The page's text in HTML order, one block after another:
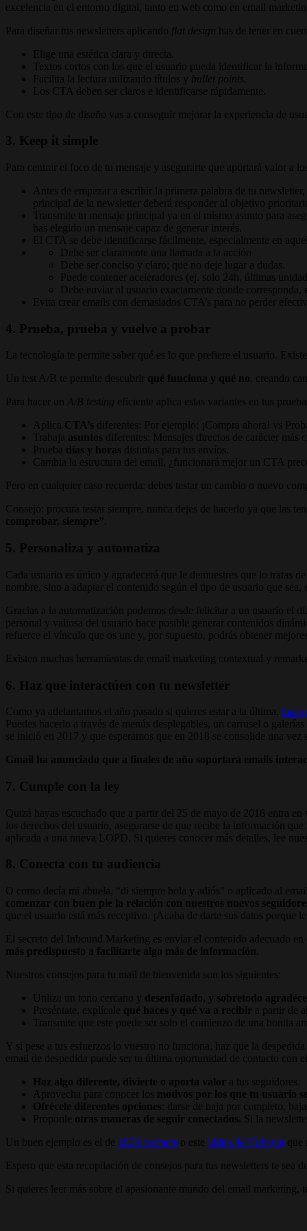
excelencia en el entorno digital, tanto en web como en email
Para diseñar tus newsletters aplicando flat design has de tener en
Elige una estética clara y directa.
Textos cortos con los que el usuario pueda identificar la
Facilita la lectura utilizando títulos y bullet points.
Los CTA deben ser claros e identificarse rápidamente.
Con este tipo de diseño vas a conseguir mejorar la experiencia de
3. Keep it simple
Para centrar el foco de tu mensaje y asegurarte que aportará valor a
Antes de empezar a escribir la primera palabra de tu
principal de la newsletter deberá responder al objetivo
Transmite tu mensaje principal ya en el mismo asunto para
has elegido un mensaje capaz de generar interés.
El CTA se debe identificarse fácilmente, especialmente en
Debe ser claramente una llamada a la acción
Debe ser conciso y claro; que no deje lugar a dudas.
Puede contener aceleradores (ej. solo 24h, últimas
Debe enviar al usuario exactamente donde
Evita crear emails con demasiados CTA’s para no perder
4. Prueba, prueba y vuelve a probar
La tecnología te permite saber qué es lo que prefiere el usuario.
Un test A/B te permite descubrir qué funciona y qué no, creando
Para hacer un A/B testing eficiente aplica estas variantes en tus
Aplica CTA’s diferentes: Por ejemplo: ¡Compra ahora! vs
Trabaja asuntos diferentes: Mensajes directos de carácter más
Prueba días y horas distintas para tus envíos.
Cambia la estructura del email, ¿funcionará mejor un CTA
Pero en cualquier caso recuerda: debes testar un cambio o nuevo
Consejo: procura testar siempre, nunca dejes de hacerlo ya que las
comprobar, siempre”
5. Personaliza y automatiza
Cada usuario es único y agradecerá que le demuestres que lo tratas
nombre, sino a adaptar el contenido según el tipo de usuario que
Gracias a la automatización podemos desde felicitar a un usuario el
personal y valiosa del usuario hace posible generar contenidos
refuerce el vínculo que os une y, por supuesto, podrás obtener
Existen muchas herramientas de email marketing contextual y
6. Haz que interactúen con tu newsletter
Como ya adelantamos el año pasado si quieres estar a la última, haz
Puedes hacerlo a través de menús desplegables, un carrusel o
se inició en 2017 y que esperamos que en 2018 se consolide una vez
Gmail ha anunciado que a finales de año soportará emails
7. Cumple con la ley
Quizá hayas escuchado que a partir del 25 de mayo de 2018 entra
los derechos del usuario, asegurarse de que recibe la información
aplicada a una nueva LOPD. Si quieres conocer más detalles, lee
8. Conecta con tu audiencia
O como decía mi abuela, “di siempre hola y adiós” o aplicado al
comenzar con buen pie la relación con nuestros nuevos
que el usuario está más receptivo. ¡Acaba de darte sus datos porque
El secreto del Inbound Marketing es enviar el contenido adecuado
más predispuesto a facilitarte algo más de información
Nuestros consejos para tu mail de bienvenida son los siguientes:
Utiliza un tono cercano y desenfadado, y sobretodo
Preséntate, explícale qué haces y qué va a recibir a partir de
Transmite que este puede ser solo el comienzo de una bonita
Y si pese a tus esfuerzos lo vuestro no funciona, haz que la
email de despedida puede ser tu última oportunidad de contacto con
Haz algo diferente, divierte o aporta valor a tus seguidores.
Aprovecha para conocer los motivos por los que tu usuario
Ofrécele diferentes opciones : darse de baja por completo,
Proponle otras maneras de seguir conectados. Si la
Un buen ejemplo es el de 1800 contacts o este vídeo de Hubspot que
Espero que esta recopilación de consejos para tus newsletters te
Si quieres leer más sobre el apasionante mundo del email marketing,